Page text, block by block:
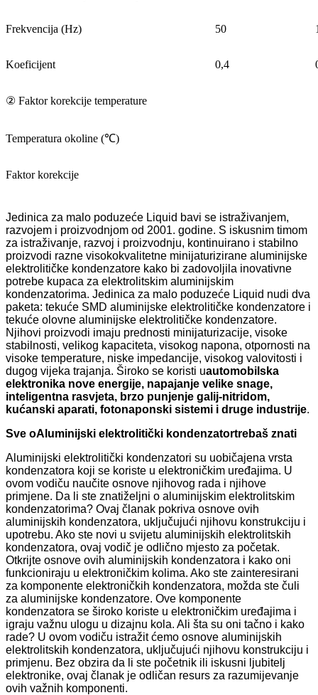
Frekvencija (Hz) 50
Koeficijent 0,4
② Faktor korekcije temperature
Temperatura okoline (℃)
Faktor korekcije
Jedinica za malo poduzeće Liquid bavi se istraživanjem,
razvojem i proizvodnjom od 2001. godine. S iskusnim timom
za istraživanje, razvoj i proizvodnju, kontinuirano i stabilno
proizvodi razne visokokvalitetne minijaturizirane aluminijske
elektrolitičke kondenzatore kako bi zadovoljila inovativne
potrebe kupaca za elektrolitskim aluminijskim
kondenzatorima. Jedinica za malo poduzeće Liquid nudi dva
paketa: tekuće SMD aluminijske elektrolitičke kondenzatore i
tekuće olovne aluminijske elektrolitičke kondenzatore.
Njihovi proizvodi imaju prednosti minijaturizacije, visoke
stabilnosti, velikog kapaciteta, visokog napona, otpornosti na
visoke temperature, niske impedancije, visokog valovitosti i
dugog vijeka trajanja. Široko se koristi uautomobilska
elektronika nove energije, napajanje velike snage,
inteligentna rasvjeta, brzo punjenje galij-nitridom,
kućanski aparati, fotonaponski sistemi i druge industrije.
Sve oAluminijski elektrolitički kondenzatortrebaš znati
Aluminijski elektrolitički kondenzatori su uobičajena vrsta
kondenzatora koji se koriste u elektroničkim uređajima. U
ovom vodiču naučite osnove njihovog rada i njihove
primjene. Da li ste znatiželjni o aluminijskim elektrolitskim
kondenzatorima? Ovaj članak pokriva osnove ovih
aluminijskih kondenzatora, uključujući njihovu konstrukciju i
upotrebu. Ako ste novi u svijetu aluminijskih elektrolitskih
kondenzatora, ovaj vodič je odlično mjesto za početak.
Otkrijte osnove ovih aluminijskih kondenzatora i kako oni
funkcioniraju u elektroničkim kolima. Ako ste zainteresirani
za komponente elektroničkih kondenzatora, možda ste čuli
za aluminijske kondenzatore. Ove komponente
kondenzatora se široko koriste u elektroničkim uređajima i
igraju važnu ulogu u dizajnu kola. Ali šta su oni tačno i kako
rade? U ovom vodiču istražit ćemo osnove aluminijskih
elektrolitskih kondenzatora, uključujući njihovu konstrukciju i
primjenu. Bez obzira da li ste početnik ili iskusni ljubitelj
elektronike, ovaj članak je odličan resurs za razumijevanje
ovih važnih komponenti.